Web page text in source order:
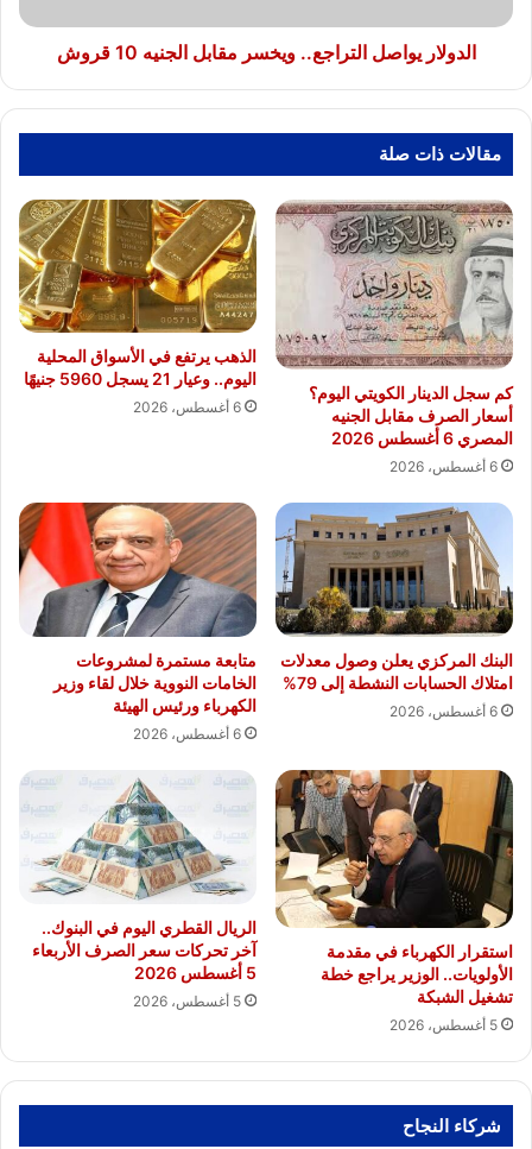
الدولار يواصل التراجع.. ويخسر مقابل الجنيه 10 قروش
مقالات ذات صلة
كم سجل الدينار الكويتي اليوم؟
أسعار الصرف مقابل الجنيه
المصري 6 أغسطس 2026
6 أغسطس، 2026
الذهب يرتفع في الأسواق المحلية
اليوم.. وعيار 21 يسجل 5960 جنيهًا
6 أغسطس، 2026
البنك المركزي يعلن وصول معدلات
امتلاك الحسابات النشطة إلى 79%
6 أغسطس، 2026
متابعة مستمرة لمشروعات
الخامات النووية خلال لقاء وزير
الكهرباء ورئيس الهيئة
6 أغسطس، 2026
استقرار الكهرباء في مقدمة
الأولويات.. الوزير يراجع خطة
تشغيل الشبكة
5 أغسطس، 2026
الريال القطري اليوم في البنوك..
آخر تحركات سعر الصرف الأربعاء
5 أغسطس 2026
5 أغسطس، 2026
شركاء النجاح